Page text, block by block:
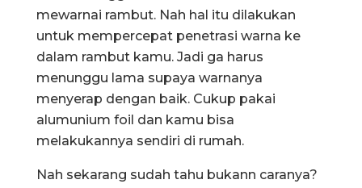
mewarnai rambut. Nah hal itu dilakukan
untuk mempercepat penetrasi warna ke
dalam rambut kamu. Jadi ga harus
menunggu lama supaya warnanya
menyerap dengan baik. Cukup pakai
alumunium foil dan kamu bisa
melakukannya sendiri di rumah.
Nah sekarang sudah tahu bukann caranya?